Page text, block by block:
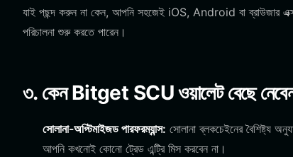
যাই পছন্দ করুন না কেন, আপনি সহজেই iOS, Android বা ব্রাউজার
পরিচালনা শুরু করতে পারেন।
৩. কেন Bitget SCU ওয়ালেট বেছে
সোলানা-অপ্টিমাইজড পারফরম্যান্স: সোলানা ব্লকচেইনের বৈশিষ্ট্য
আপনি কখনোই কোনো ট্রেড এন্ট্রি মিস করবেন না।